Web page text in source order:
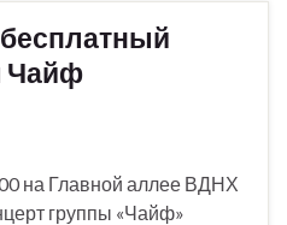
Чайф
на Главной аллее ВДНХ
группы «Чайф»